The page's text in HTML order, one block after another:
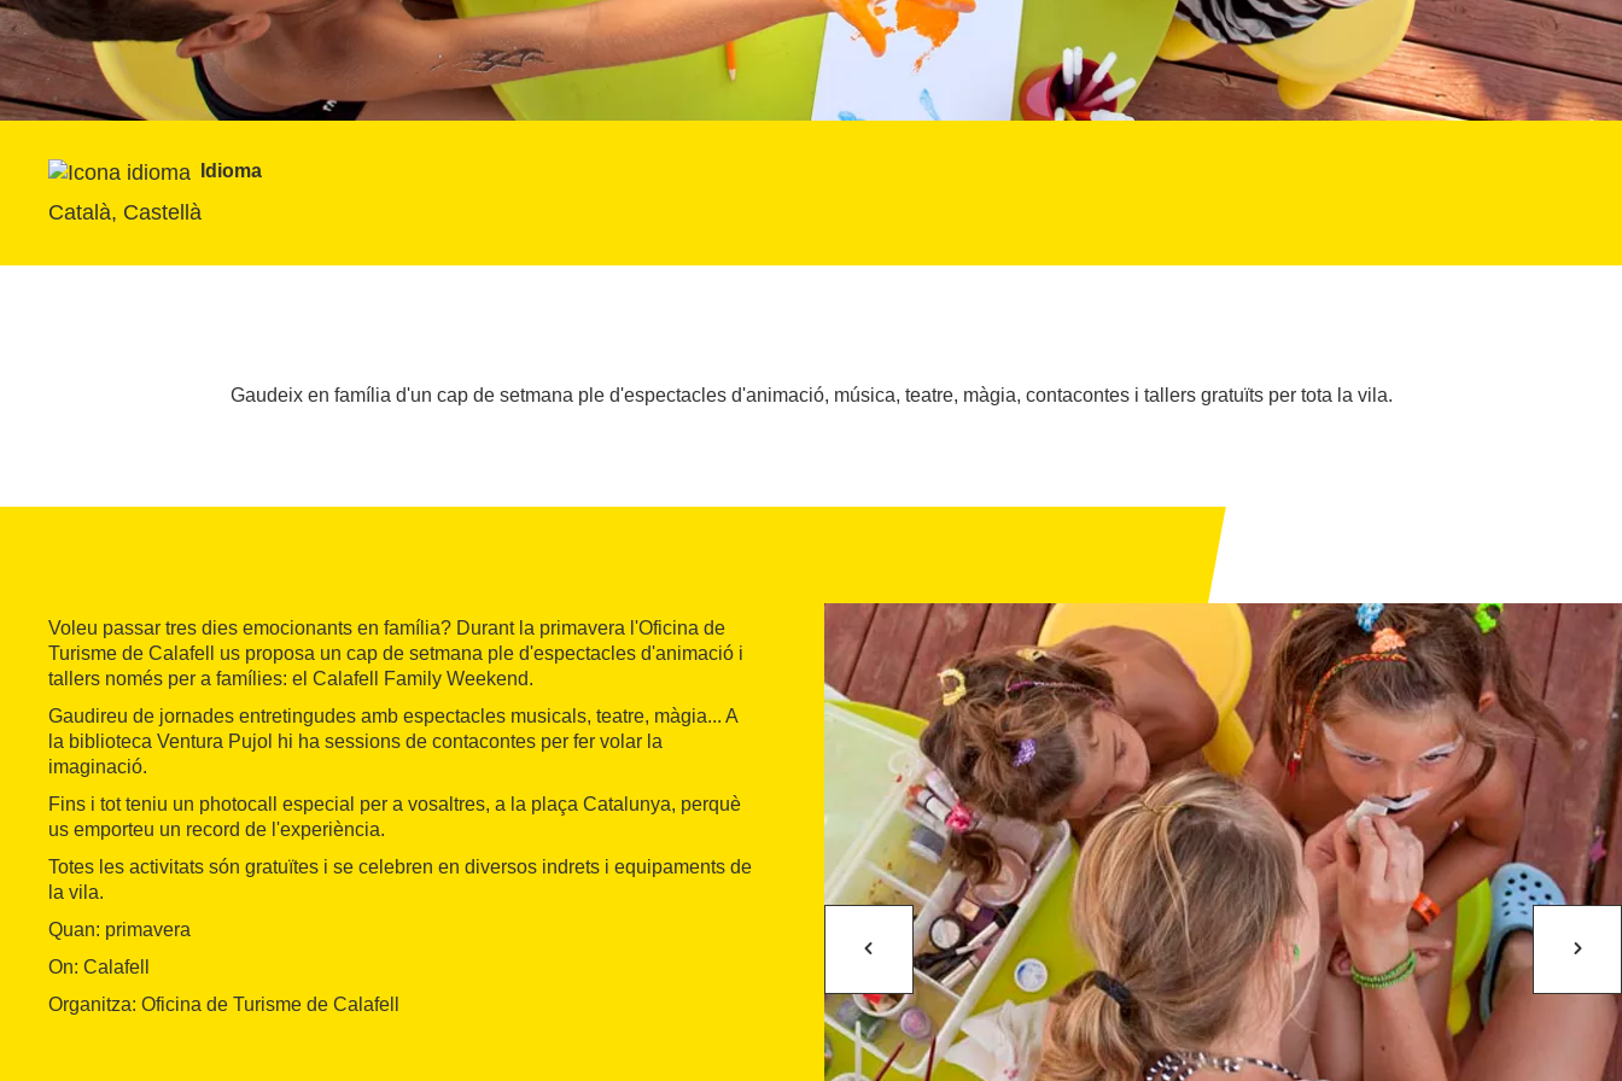
Idioma
Català, Castellà
Gaudeix en família d'un cap de setmana ple d'espectacles d'animació, música, teatre, màgia, contacontes i tallers gratuïts per tota la vila.
Voleu passar tres dies emocionants en família? Durant la primavera l'Oficina de
Turisme de Calafell us proposa un cap de setmana ple d'espectacles d'animació i
tallers només per a famílies: el Calafell Family Weekend.
Gaudireu de jornades entretingudes amb espectacles musicals, teatre, màgia... A
la biblioteca Ventura Pujol hi ha sessions de contacontes per fer volar la
imaginació.
Fins i tot teniu un photocall especial per a vosaltres, a la plaça Catalunya, perquè
us emporteu un record de l'experiència.
Totes les activitats són gratuïtes i se celebren en diversos indrets i equipaments de
la vila.
Quan: primavera
On: Calafell
Organitza: Oficina de Turisme de Calafell